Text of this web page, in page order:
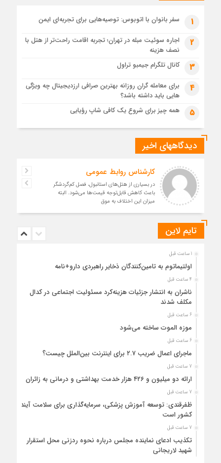
1 سفر بانوان با اتوبوس: توصیه‌هایی برای تجربه‌ای ایمن
2
اجاره سوئیت مبله در تهران؛ تجربه اقامت راحت‌تر از هتل با
نصف هزینه
3 کانال تلگرام جیمبو تراول
4
برای معامله گران روزانه بهترین صرافی ارزدیجیتال چه ویژگی
هایی باید داشته باشد؟
5 همه چیز برای شروع یک کافی شاپ رؤیایی
دیدگاههای اخیر
کارشناس روابط عمومی
در بسیاری از هتل‌های استانبول، فصل کم‌گردشگر
باعث کاهش قابل‌توجه قیمت‌ها می‌شود. البته
میزان این اختلاف به موق
تایم لاین
1 ساعت قبل
اولتیماتوم به تامین‌کنندگان ذخایر راهبردی دارو+نامه
4 ساعت قبل
ناشران به انتشار جزئیات هزینه‌کرد مسئولیت اجتماعی در کدال
مکلف شدند
6 ساعت قبل
موزه الموت ساخته می‌شود
6 ساعت قبل
ماجرای اعمال ضریب ۲.۷ برای اینترنت بین‌الملل چیست؟
7 ساعت قبل
ارائه دو میلیون و ۴۲۶ هزار خدمت بهداشتی و درمانی به زائران
7 ساعت قبل
ظفرقندی: توسعه آموزش پزشکی، سرمایه‌گذاری برای سلامت آینده
کشور است
7 ساعت قبل
تکذیب ادعای نماینده مجلس درباره نحوه ردزنی محل استقرار
شهید لاریجانی